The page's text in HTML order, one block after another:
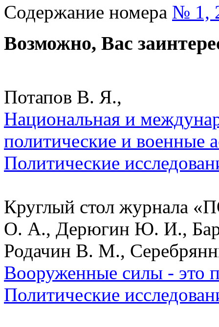
Содержание номера № 1,
Возможно, Вас
Потапов В. Я.,
Национальная и
политические и военные
Политические
Круглый стол журнала
О. А., Дерюгин Ю. И.,
Родачин В. М.,
Вооруженные силы - это
Политические